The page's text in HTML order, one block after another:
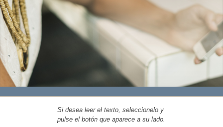
Si desea leer el texto, seleccionelo y
pulse el botón que aparece a su lado.